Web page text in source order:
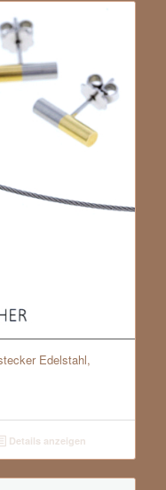
Edelstahl,
Details anzeigen